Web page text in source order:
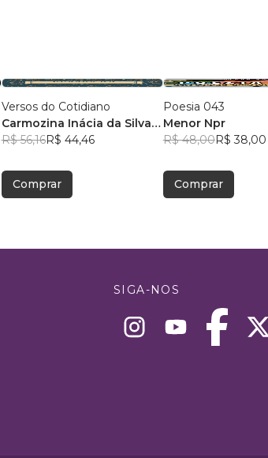
Versos do Cotidiano
Carmozina Inácia da Silva
Rodrigues
R$ 56,16R$ 44,46
Comprar
Poesia 043
Menor Npr
R$ 48,00R$ 38,00
Comprar
SIGA-NOS